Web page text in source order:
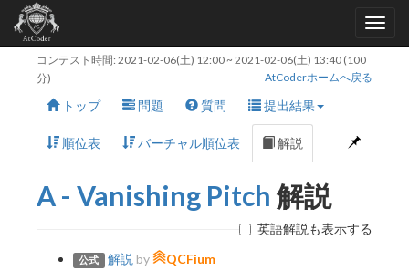
コンテスト時間: 2021-02-06(土) 12:00~ 2021-02-06(土) 13:40 (100
分)
AtCoderホームへ戻る
トップ 問題 質問 提出結果
順位表 バーチャル順位表 解説
A - Vanishing Pitch 解説
英語解説も表示する
公式 解説 by
QCFium